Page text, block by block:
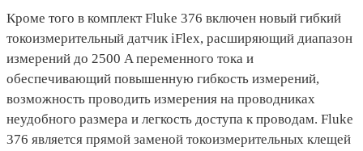
Кроме того в комплект Fluke 376 включен новый гибкий
токоизмерительный датчик iFlex, расширяющий диапазон
измерений до 2500 A переменного тока и
обеспечивающий повышенную гибкость измерений,
возможность проводить измерения на проводниках
неудобного размера и легкость доступа к проводам. Fluke
376 является прямой заменой токоизмерительных клещей